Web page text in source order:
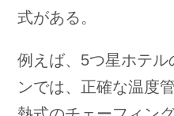
式がある。
例えば、5つ星ホテル
ンでは、正確な温度